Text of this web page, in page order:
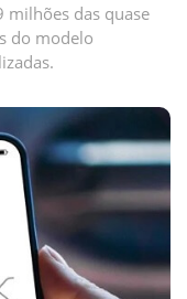
milhões das quase
do modelo